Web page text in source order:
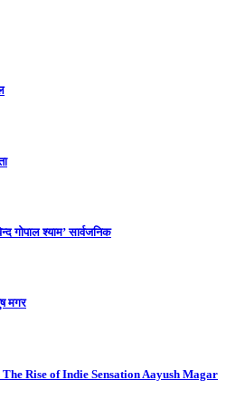
गोपाल श्याम’ सार्वजनिक
मगर
Rise of Indie Sensation Aayush Magar